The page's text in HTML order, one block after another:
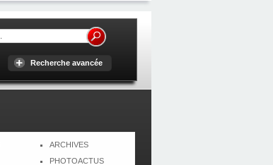
Recherche avancée
ARCHIVES
PHOTOACTUS